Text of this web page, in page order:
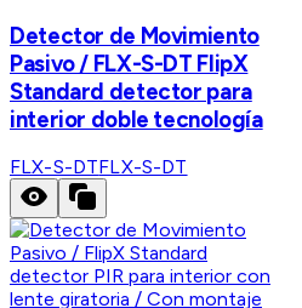
Detector de Movimiento
Pasivo / FLX-S-DT FlipX
Standard detector para
interior doble tecnología
FLX-S-DTFLX-S-DT